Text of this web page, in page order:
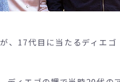
、17代目に当たるディエ